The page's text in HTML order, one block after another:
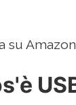
su Amazon